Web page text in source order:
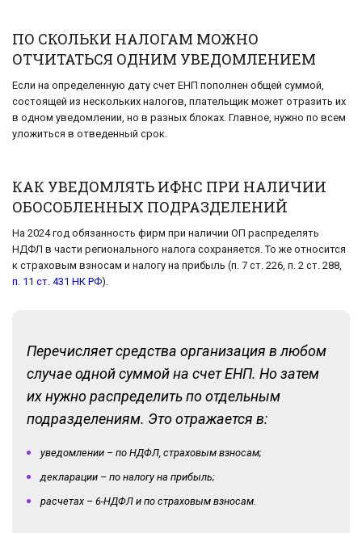
ПО СКОЛЬКИ НАЛОГАМ МОЖНО
ОТЧИТАТЬСЯ ОДНИМ УВЕДОМЛЕНИЕМ
Если на определенную дату счет ЕНП пополнен общей суммой,
состоящей из нескольких налогов, плательщик может отразить их
в одном уведомлении, но в разных блоках. Главное, нужно по всем
уложиться в отведенный срок.
КАК УВЕДОМЛЯТЬ ИФНС ПРИ НАЛИЧИИ
ОБОСОБЛЕННЫХ ПОДРАЗДЕЛЕНИЙ
На 2024 год обязанность фирм при наличии ОП распределять
НДФЛ в части регионального налога сохраняется. То же относится
к страховым взносам и налогу на прибыль (п. 7 ст. 226, п. 2 ст. 288,
п. 11 ст. 431 НК РФ).
Перечисляет средства организация в любом
случае одной суммой на счет ЕНП. Но затем
их нужно распределить по отдельным
подразделениям. Это отражается в:
уведомлении – по НДФЛ, страховым взносам;
декларации – по налогу на прибыль;
расчетах – 6-НДФЛ и по страховым взносам.